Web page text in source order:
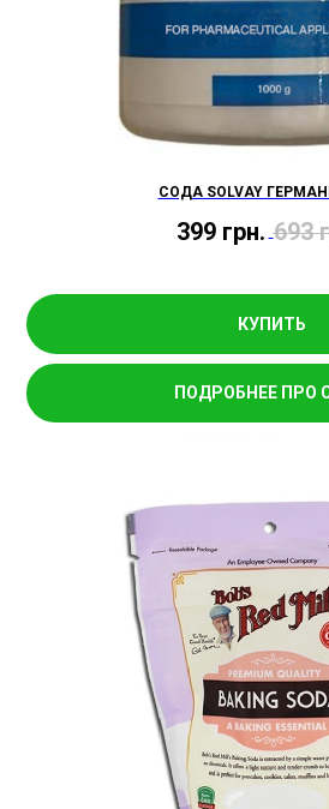
СОДА SOLVAY
399 грн. 693
КУПИТЬ
ПОДРОБНЕЕ ПРО